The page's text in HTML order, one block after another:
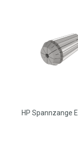
HP Spannzange